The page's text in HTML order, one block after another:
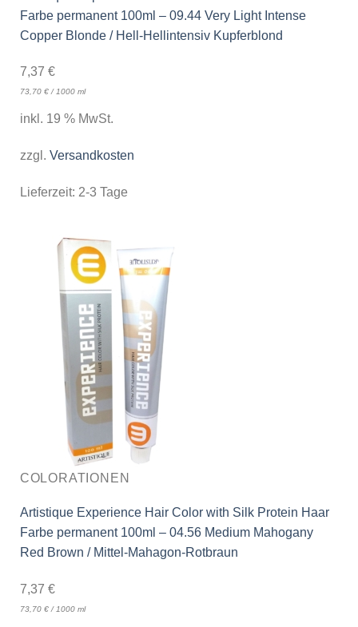
Farbe permanent 100ml – 09.44 Very Light Intense
Copper Blonde / Hell-Hellintensiv Kupferblond
7,37 €
73,70 €/1000 ml
inkl. 19 % MwSt.
zzgl. Versandkosten
Lieferzeit: 2-3 Tage
COLORATIONEN
Artistique Experience Hair Color with Silk Protein Haar
Farbe permanent 100ml – 04.56 Medium Mahogany
Red Brown / Mittel-Mahagon-Rotbraun
7,37 €
73,70 €/ 1000 ml